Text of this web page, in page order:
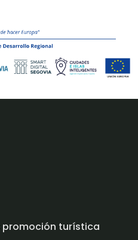
promoción turística